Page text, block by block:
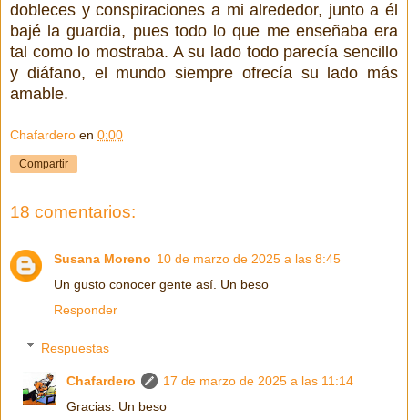
dobleces y conspiraciones a mi alrededor, junto a él
bajé la guardia, pues todo lo que me enseñaba era
tal como lo mostraba. A su lado todo parecía sencillo
y diáfano, el mundo siempre ofrecía su lado más
amable.
Chafardero en 0:00
Compartir
18 comentarios:
Susana Moreno 10 de marzo de 2025 a las 8:45
Un gusto conocer gente así. Un beso
Responder
Respuestas
Chafardero
17 de marzo de 2025 a las 11:14
Gracias. Un beso